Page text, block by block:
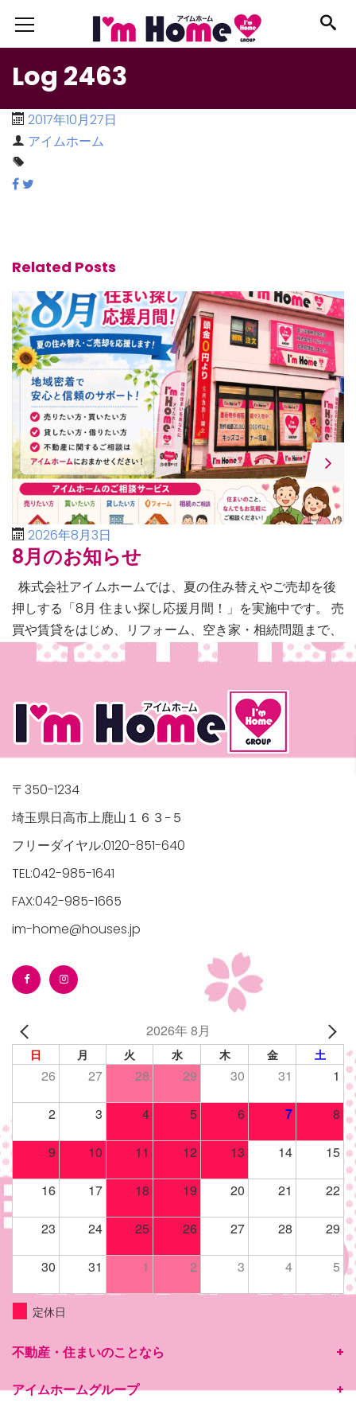
Log 2463
2017年10月27日
アイムホーム
Related Posts
2026年8月3日
8月のお知らせ
株式会社アイムホームでは、夏の住み替えやご売却を後
押しする「8月 住まい探し応援月間！」を実施中です。 売
買や賃貸をはじめ、リフォーム、空き家・相続問題まで、
不動産に関するあらゆるご相談に幅広く対応いたしま […]
〒350-1234
埼玉県日高市上鹿山１６３−５
フリーダイヤル:0120-851-640
TEL:042-985-1641
FAX:042-985-1665
im-home@houses.jp
2026年 8月
日 月 火 水 木 金 土
26 27 28 29 30 31 1
2 3 4 5 6 7 8
9 10 11 12 13 14 15
16 17 18 19 20 21 22
23 24 25 26 27 28 29
30 31 1 2 3 4 5
定休日
不動産・住まいのことなら
アイムホームグループ